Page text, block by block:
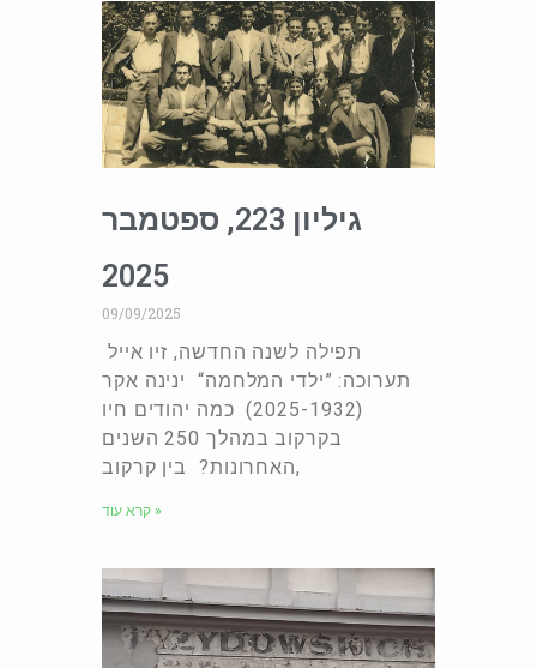
גיליון 223, ספטמבר
2025
09/09/2025
תפילה לשנה החדשה, זיו אייל
תערוכה: ”ילדי המלחמה“ ינינה אקר
(2025-1932) כמה יהודים חיו
בקרקוב במהלך 250 השנים
האחרונות? בין קרקוב,
קרא עוד »